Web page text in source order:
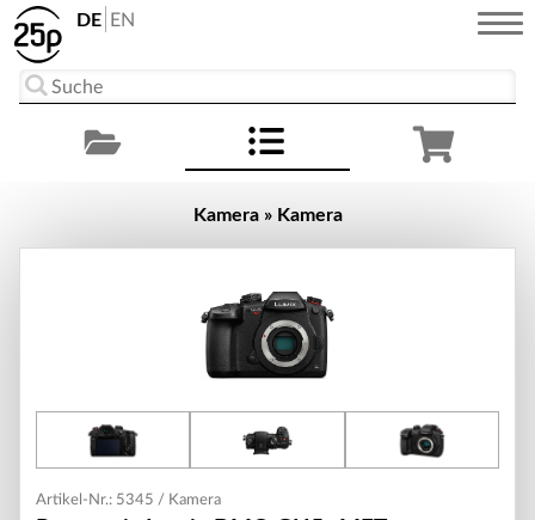
Kamera » Kamera
Artikel-Nr.: 5345 / Kamera
DE EN